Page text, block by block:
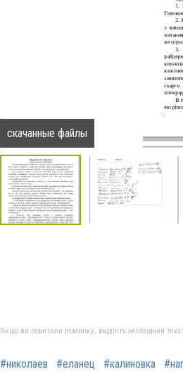
скачанные файлы
Якщо ви помітили помилку, виділіть необхідний
#николаев #еланец #калиновка